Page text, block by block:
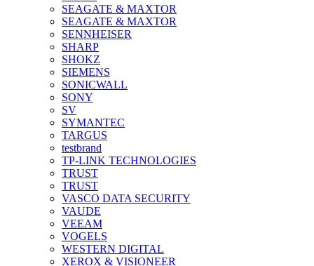
SEAGATE & MAXTOR
SEAGATE & MAXTOR
SENNHEISER
SHARP
SHOKZ
SIEMENS
SONICWALL
SONY
SV
SYMANTEC
TARGUS
testbrand
TP-LINK TECHNOLOGIES
TRUST
TRUST
VASCO DATA SECURITY
VAUDE
VEEAM
VOGELS
WESTERN DIGITAL
XEROX & VISIONEER